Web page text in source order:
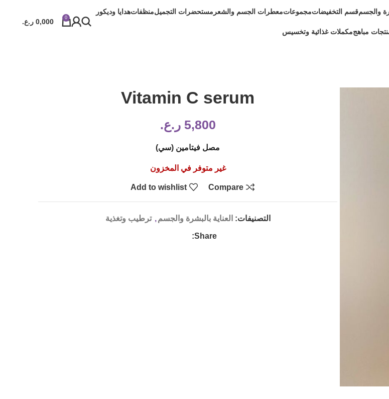
والجسمقسم التخفيضاتمجموعاتمعطرات الجسم والشعر مستحضرات التجميلمنظفاتهدايا وديكور
مباهجمكملات غذائية وتخسيس
0
0,000 ر.ع.
Vitamin C serum
5,800 ر.ع.
مصل فيتامين (سي)
غير متوفر في المخزون
Compare
Add to wishlist
التصنيفات: العناية بالبشرة والجسم , ترطيب وتغذية
Share: